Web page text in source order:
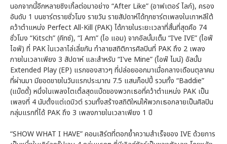
นอกจากนี้อีกหลายซิงเกิ้ลต่อมาอย่าง “After Like” (อาฟเตอร์ ไลก์), ครอง
อันดับ 1 บนชาร์ตรายชั่วโมง รายวัน รายสัปดาห์ได้ทุกชาร์ตเพลงในเกาหลีใต้
คว้าตำแหน่ง Perfect All-Kill (PAK) ได้ภายในระยะเวลาที่สั้นที่สุดคือ 74
ชั่วโมง “Kitsch” (คิทช์), “I Am” (ไอ แอม) จากอัลบั้มเต็ม “I’ve IVE” (ไอฟ์
ไอฟ์) ที่ PAK ในเวลาไล่เลี่ยกัน ทำลายสถิติการศิลปินที่ PAK ถึง 2 เพลง
ภายในเวลาเพียง 3 สัปดาห์ และสำหรับ “I've Mine” (ไอฟ์ ไมน์) อัลบั้ม
Extended Play (EP) แรกของสาวๆ ที่ปล่อยออกมาเมื่อกลางเดือนตุลาคม
ที่ผ่านมา มียอดขายในวันแรกประมาณ 7.5 แสนก็อปปี้ รวมทั้ง “Baddie”
(แบ๊ดดี้) หนึ่งในเพลงไตเติ้ลสุดแบ๊ดของพวกเธอที่คว้าตำแหน่ง PAK เป็น
เพลงที่ 4 นับตั้งแต่เดบิวต์ รวมทั้งสร้างสถิติใหม่ให้พวกเธอกลายเป็นศิลปิน
กลุ่มแรกที่ได้ PAK ถึง 3 เพลงภายในเวลาเพียง 1 ปี
“SHOW WHAT I HAVE” คอนเสิร์ตที่ตอกย้ำความสำเร็จของ IVE ด้วยการ